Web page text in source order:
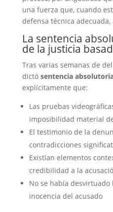
una fuerza que, cuando
defensa técnica
La sentencia
de la justicia
Tras varias semanas de
dictó sentencia
explícitamente que:
Las pruebas
imposibilidad material
El testimonio de la
contradicciones
Existían elementos
credibilidad a la
No se había
inocencia del acusado